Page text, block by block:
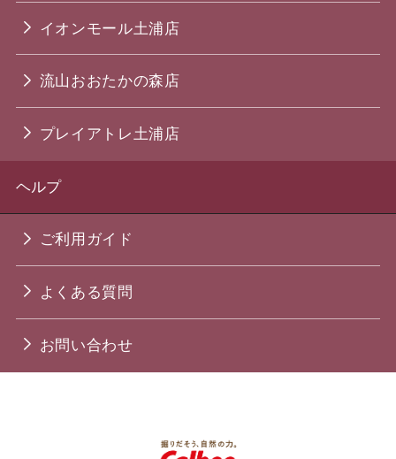
イオンモール土浦店
流山おおたかの森店
プレイアトレ土浦店
ヘルプ
ご利用ガイド
よくある質問
お問い合わせ